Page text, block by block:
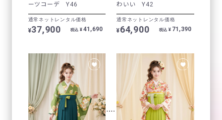
ーツコーデ Y46
通常ネットレンタル価格
¥37,900 税込 ¥ 41,690
わいい Y42
通常ネットレンタル価格
¥64,900 税込 ¥ 71,390